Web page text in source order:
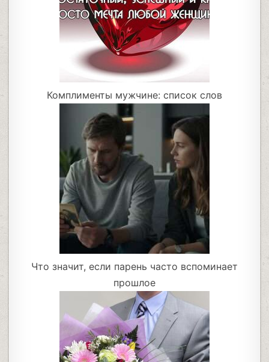
Комплименты мужчине: список слов
Что значит, если парень часто вспоминает
прошлое